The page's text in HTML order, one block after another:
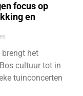
focus op
en
het
cultuur tot in
tuinconcerten